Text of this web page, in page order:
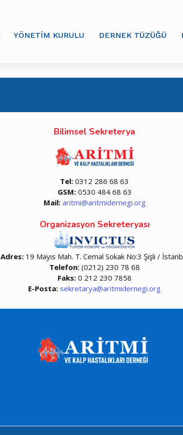
YÖNETİM KURULU DERNEK TÜZÜĞÜ
Bilimsel Sekreterya
Tel: 0312 286 68 63
GSM:0530 484 68 63
Mail: aritmi@aritmidernegi.org
Organizasyon Sekreteryası
Adres: 19 Mayıs Mah. T. Cemal Sokak No:3 Şişli /
Telefon:(0212) 230 78 68
Faks:0 212 230 7858
E-Posta: sekretarya@aritmidernegi.org